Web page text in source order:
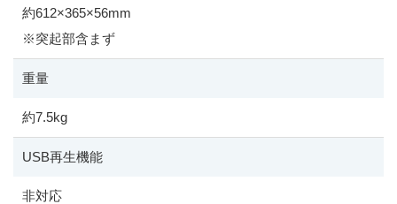
約612×365×56mm
※突起部含まず
重量
約7.5kg
USB再生機能
非対応